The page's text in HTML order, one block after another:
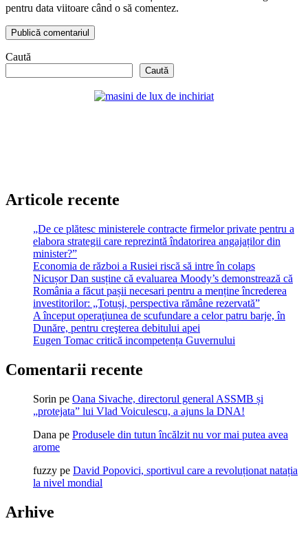
pentru data viitoare când o să comentez.
Caută
Caută
Articole recente
„De ce plătesc ministerele contracte firmelor private pentru a
elabora strategii care reprezintă îndatorirea angajaților din
minister?”
Economia de război a Rusiei riscă să intre în colaps
Nicușor Dan susține că evaluarea Moody’s demonstrează că
România a făcut pașii necesari pentru a menține încrederea
investitorilor: „Totuși, perspectiva rămâne rezervată”
A început operaţiunea de scufundare a celor patru barje, în
Dunăre, pentru creşterea debitului apei
Eugen Tomac critică incompetența Guvernului
Comentarii recente
Sorin pe Oana Sivache, directorul general ASSMB și
„protejata” lui Vlad Voiculescu, a ajuns la DNA!
Dana pe Produsele din tutun încălzit nu vor mai putea avea
arome
fuzzy pe David Popovici, sportivul care a revoluționat natația
la nivel mondial
Arhive